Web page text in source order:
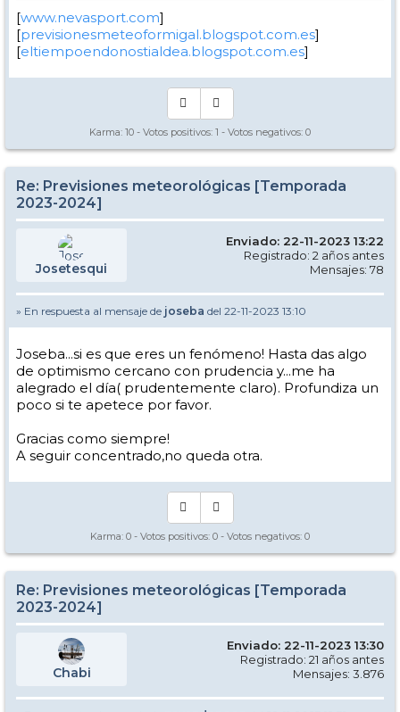
[www.nevasport.com]
[previsionesmeteoformigal.blogspot.com.es]
[eltiempoendonostialdea.blogspot.com.es]
Karma: 10 - Votos positivos: 1 - Votos negativos: 0
Re: Previsiones meteorológicas [Temporada
2023-2024]
Josetesqui
Enviado: 22-11-2023 13:22
Registrado: 2 años antes
Mensajes: 78
» En respuesta al mensaje de joseba del 22-11-2023 13:10
Joseba...si es que eres un fenómeno! Hasta das algo
de optimismo cercano con prudencia y...me ha
alegrado el día( prudentemente claro). Profundiza un
poco si te apetece por favor.
Gracias como siempre!
A seguir concentrado,no queda otra.
Karma: 0 - Votos positivos: 0 - Votos negativos: 0
Re: Previsiones meteorológicas [Temporada
2023-2024]
Chabi
Enviado: 22-11-2023 13:30
Registrado: 21 años antes
Mensajes: 3.876